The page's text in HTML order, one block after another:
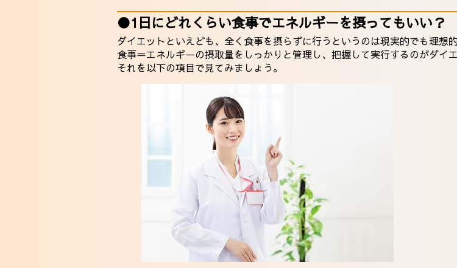
●1日にどれくらい食事でエネルギーを摂ってもいい？
ダイエットといえども、全く食事を摂らずに行うというのは現実的でも理想
食事＝エネルギーの摂取量をしっかりと管理し、把握して実行するのがダイ
それを以下の項目で見てみましょう。